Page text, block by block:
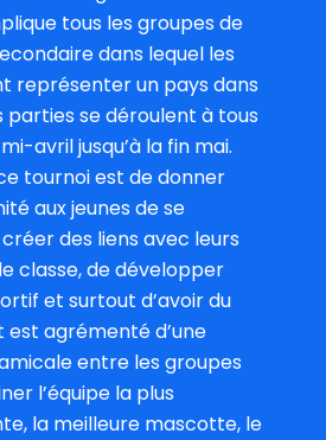
tous les groupes de
dans lequel les
représenter un pays dans
parties se déroulent à tous
avril jusqu’à la fin mai.
tournoi est de donner
aux jeunes de se
des liens avec leurs
classe, de développer
et surtout d’avoir du
est agrémenté d’une
entre les groupes
l’équipe la plus
la meilleure mascotte, le